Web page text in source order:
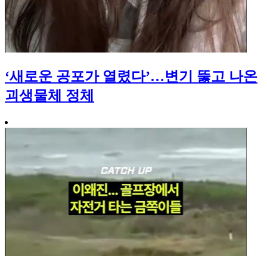
‘새로운 공포가 열렸다’…변기 뚫고 나온
괴생물체 정체